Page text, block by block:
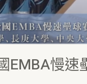
EMBA慢速